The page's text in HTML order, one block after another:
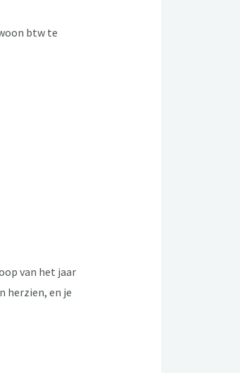
btw te
van het jaar
herzien, en je